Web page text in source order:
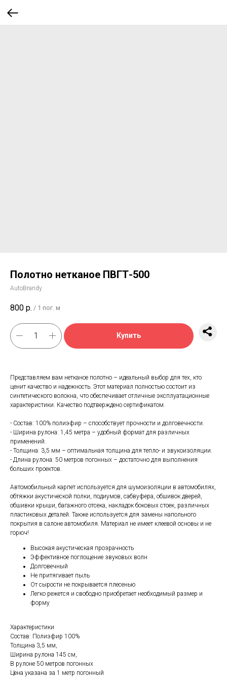
Полотно нетканое ПВГТ-500
AutoBrandy
800 р. / 1 пог. м
Купить
Представляем вам нетканое полотно – идеальный выбор для тех, кто
ценит качество и надежность. Этот материал полностью состоит из
синтетического волокна, что обеспечивает отличные эксплуатационные
характеристики. Качество подтверждено сертификатом.
- Состав: 100% полиэфир – способствует прочности и долговечности.
- Ширина рулона: 1,45 метра – удобный формат для различных
применений.
- Толщина: 3,5 мм – оптимальная толщина для тепло- и звукоизоляции.
- Длина рулона: 50 метров погонных – достаточно для выполнения
больших проектов.
Автомобильный карпет используется для шумоизоляции в автомобилях,
обтяжки акустической полки, подиумов, сабвуфера, обшивок дверей,
обшивки крыши, багажного отсека, накладок боковых стоек, различных
пластиковых деталей. Также используется для замены напольного
покрытия в салоне автомобиля. Материал не имеет клеевой основы и не
горюч!
Высокая акустическая прозрачность
Эффективное поглощение звуковых волн
Долговечный
Не притягивает пыль
От сырости не покрывается плесенью
Легко режется и свободно приобретает необходимый размер и
форму
Характеристики
Состав: Полиэфир 100%
Толщина 3,5 мм,
Ширина рулона 145 см,
В рулоне 50 метров погонных
Цена указана за 1 метр погонный